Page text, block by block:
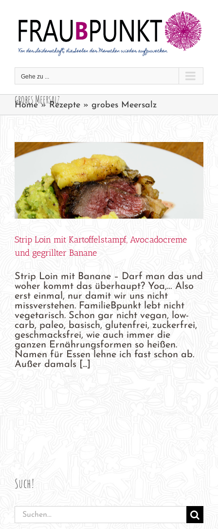
springen
Gehe zu ...
grobes Meersalz
Home»Rezepte » grobes Meersalz
Strip Loin mit Kartoffelstampf, Avocadocreme
und gegrillter Banane
Strip Loin mit Banane – Darf man das und
woher kommt das überhaupt? Yoa,… Also
erst einmal, nur damit wir uns nicht
missverstehen. FamilieBpunkt lebt nicht
vegetarisch. Schon gar nicht vegan, low-
carb, paleo, basisch, glutenfrei, zuckerfrei,
geschmacksfrei, wie auch immer die
ganzen Ernährungsformen so heißen.
Namen für Essen lehne ich fast schon ab.
Außer damals [...]
Such!
Suche
nach: